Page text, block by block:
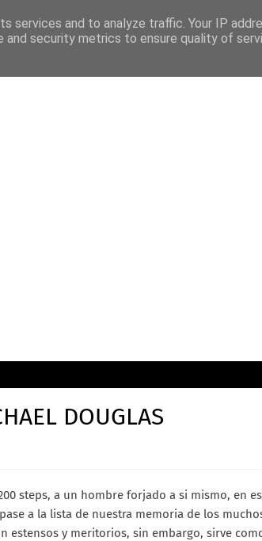
Menu
DOUGLAS
steps, a un hombre forjado a si mismo, en
a la lista de nuestra memoria de los
estensos y meritorios, sin embargo, sirve
services and to analyze traffic. Your IP
and security metrics to ensure quality of